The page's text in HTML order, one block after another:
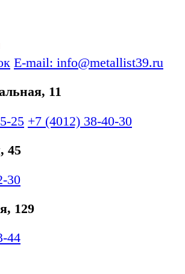
E-mail: info@metallist39.ru
11
25 +7 (4012) 38-40-30
45
30
129
44